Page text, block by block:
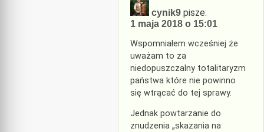
cynik9 pisze:
1 maja 2018 o 15:01
Wspomniałem wcześniej że
uważam to za
niedopuszczalny totalitaryzm
państwa które nie powinno
się wtrącać do tej sprawy.
Jednak powtarzanie do
znudzenia „skazania na